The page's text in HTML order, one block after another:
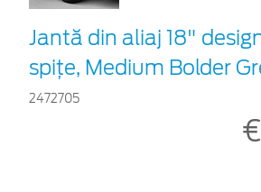
Jantă din aliaj 18"
spițe, Medium Bolder
2472705